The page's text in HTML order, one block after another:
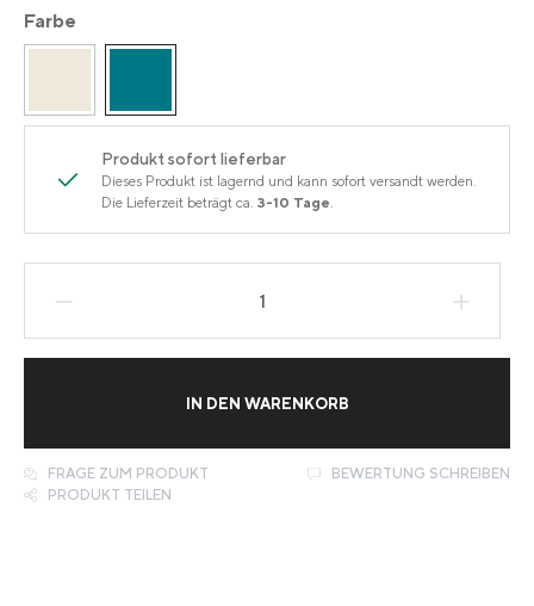
Farbe
Produkt sofort lieferbar
Dieses Produkt ist lagernd und kann sofort versandt werden.
Die Lieferzeit beträgt ca. 3-10 Tage.
IN DEN WARENKORB
FRAGE ZUM PRODUKT
BEWERTUNG SCHREIBEN
PRODUKT TEILEN